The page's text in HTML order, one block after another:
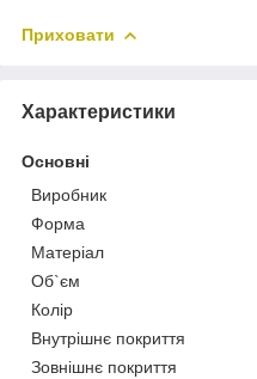
Приховати
Характеристики
Основні
Виробник
Форма
Матеріал
Об`єм
Колір
Внутрішнє покриття
Зовнішнє покриття